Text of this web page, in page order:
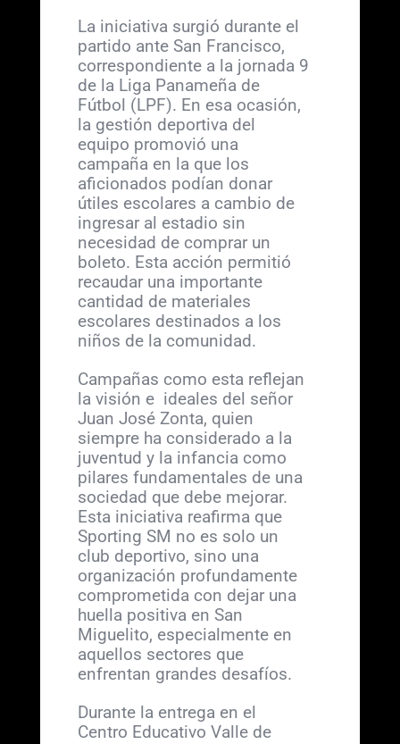
La iniciativa surgió durante el
partido ante San Francisco,
correspondiente a la jornada 9
de la Liga Panameña de
Fútbol (LPF). En esa ocasión,
la gestión deportiva del
equipo promovió una
campaña en la que los
aficionados podían donar
útiles escolares a cambio de
ingresar al estadio sin
necesidad de comprar un
boleto. Esta acción permitió
recaudar una importante
cantidad de materiales
escolares destinados a los
niños de la comunidad.
Campañas como esta reflejan
la visión e ideales del señor
Juan José Zonta, quien
siempre ha considerado a la
juventud y la infancia como
pilares fundamentales de una
sociedad que debe mejorar.
Esta iniciativa reafirma que
Sporting SM no es solo un
club deportivo, sino una
organización profundamente
comprometida con dejar una
huella positiva en San
Miguelito, especialmente en
aquellos sectores que
enfrentan grandes desafíos.
Durante la entrega en el
Centro Educativo Valle de